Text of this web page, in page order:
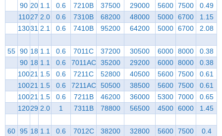
90 20 1.1 0.6 7210B 37500 29000 5600 7500
0.49
11027 2.0 0.6 7310B 68200 48000 5000 6700
1.15
13031 2.1 0.6 7410B 95200 64200 5000 6700 2.08
55 90 18 1.1 0.6 7011C 37200 30500 6000 8000
0.38
90 18 1.1 0.6 7011AC 35200 29200 6000 8000
0.38
10021 1.5 0.6 7211C 52800 40500 5600 7500
0.61
10021 1.5 0.6 7211AC 50500 38500 5600 7500
0.61
10021 1.5 0.6 7211B 46200 36000 5300 7000
0.65
12029 2.0 1 7311B 78800 56500 4500 6000 1.45
60 95 18 1.1 0.6 7012C 38200 32800 5600 7500
0.4